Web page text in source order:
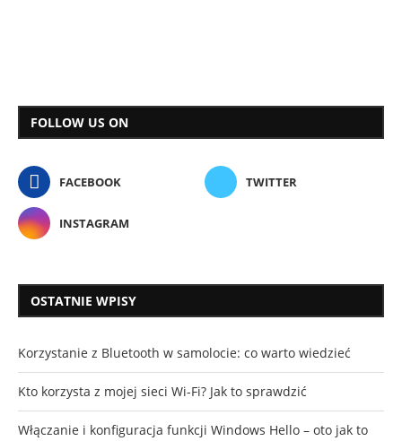
FOLLOW US ON
FACEBOOK TWITTER
INSTAGRAM
OSTATNIE WPISY
Korzystanie z Bluetooth w samolocie: co warto wiedzieć
Kto korzysta z mojej sieci Wi-Fi? Jak to sprawdzić
Włączanie i konfiguracja funkcji Windows Hello – oto jak to